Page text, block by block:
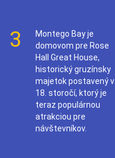
3
Montego Bay je
domovom pre Rose
Hall Great House,
historický gruzínsky
majetok postavený v
18. storočí, ktorý je
teraz populárnou
atrakciou pre
návštevníkov.